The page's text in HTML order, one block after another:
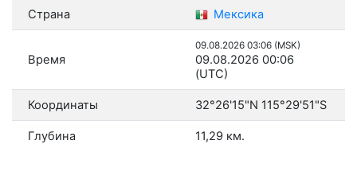
Страна Мексика
Время
09.08.2026 03:06 (MSK)
09.08.2026 00:06
(UTC)
Координаты 32°26'15"N 115°29'51"S
Глубина 11,29 км.